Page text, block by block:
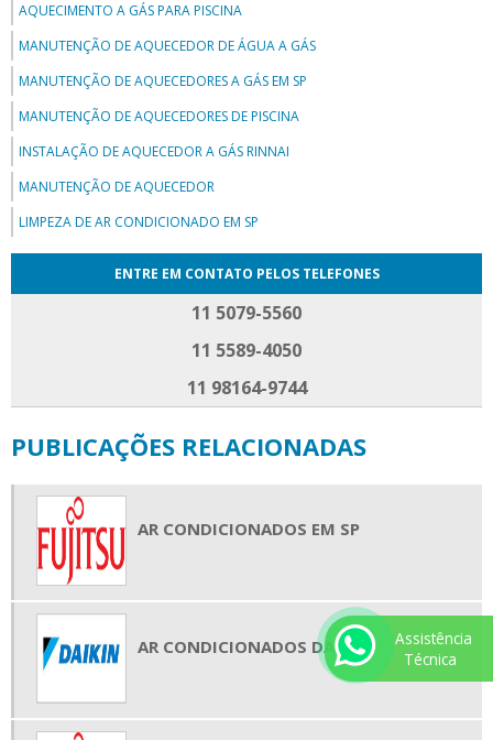
AQUECIMENTO A GÁS PARA PISCINA
MANUTENÇÃO DE AQUECEDOR DE ÁGUA A GÁS
MANUTENÇÃO DE AQUECEDORES A GÁS EM SP
MANUTENÇÃO DE AQUECEDORES DE PISCINA
INSTALAÇÃO DE AQUECEDOR A GÁS RINNAI
MANUTENÇÃO DE AQUECEDOR
LIMPEZA DE AR CONDICIONADO EM SP
ENTRE EM CONTATO PELOS TELEFONES
11 5079-5560
11 5589-4050
11 98164-9744
PUBLICAÇÕES RELACIONADAS
AR CONDICIONADOS EM SP
AR CONDICIONADOS DAIKIN
Assistência
Técnica